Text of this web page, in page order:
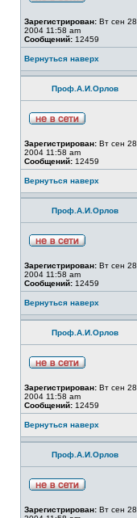
Зарегистрирован: Вт сен 28,
2004 11:58 am
Сообщений: 12459
Вернуться наверх
Проф.А.И.Орлов
Зарегистрирован: Вт сен 28,
2004 11:58 am
Сообщений: 12459
Вернуться наверх
Проф.А.И.Орлов
Зарегистрирован: Вт сен 28,
2004 11:58 am
Сообщений: 12459
Вернуться наверх
Проф.А.И.Орлов
Зарегистрирован: Вт сен 28,
2004 11:58 am
Сообщений: 12459
Вернуться наверх
Проф.А.И.Орлов
Зарегистрирован: Вт сен 28,